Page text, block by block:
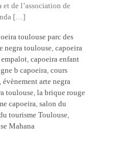
et de l’association de
[…]
toulouse parc des
negra toulouse, capoeira
, capoeira enfant
b capoeira, cours
, évènement arte negra
toulouse, la brique rouge
capoeira, salon du
tourisme Toulouse,
Mahana